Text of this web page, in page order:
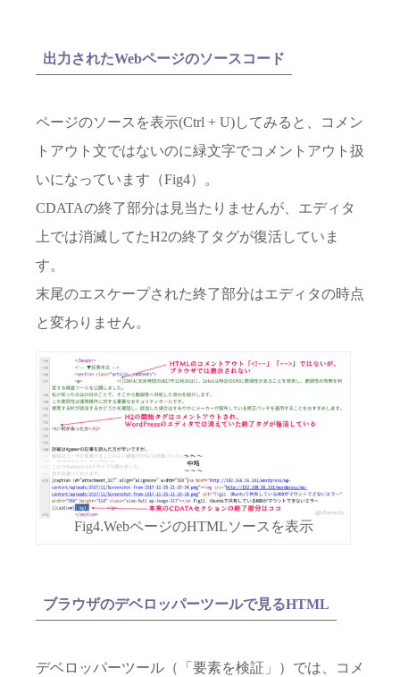
出力されたWebページのソースコード
ページのソースを表示(Ctrl + U)してみると、コメン
トアウト文ではないのに緑文字でコメントアウト扱
いになっています（Fig4）。
CDATAの終了部分は見当たりませんが、エディタ
上では消滅してたH2の終了タグが復活していま
す。
末尾のエスケープされた終了部分はエディタの時点
と変わりません。
Fig4.WebページのHTMLソースを表示
ブラウザのデベロッパーツールで見るHTML
デベロッパーツール（「要素を検証」）では、コメ